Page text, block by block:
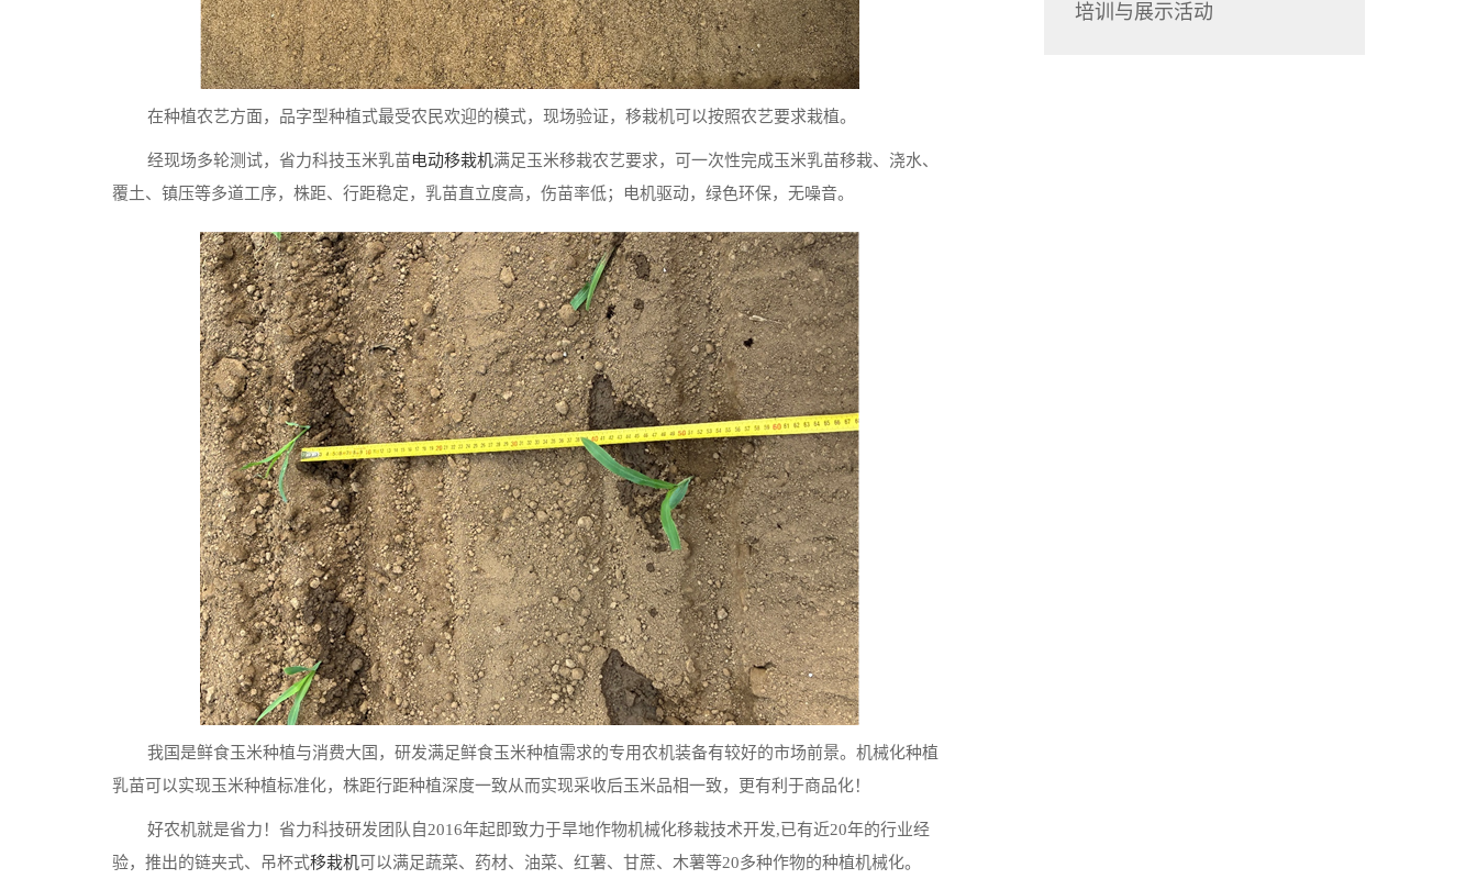
在种植农艺方面，品字型种植式最受农民欢迎的模式，现场验证，移栽机可以按照农艺要求栽植。
经现场多轮测试，省力科技玉米乳苗电动移栽机满足玉米移栽农艺要求，可一次性完成玉米乳苗移栽、浇水、
覆土、镇压等多道工序，株距、行距稳定，乳苗直立度高，伤苗率低；电机驱动，绿色环保，无噪音。
我国是鲜食玉米种植与消费大国，研发满足鲜食玉米种植需求的专用农机装备有较好的市场前景。机械化种植
乳苗可以实现玉米种植标准化，株距行距种植深度一致从而实现采收后玉米品相一致，更有利于商品化！
好农机就是省力！省力科技研发团队自2016年起即致力于旱地作物机械化移栽技术开发,已有近20年的行业经
验，推出的链夹式、吊杯式移栽机可以满足蔬菜、药材、油菜、红薯、甘蔗、木薯等20多种作物的种植机械化。
培训与展示活动